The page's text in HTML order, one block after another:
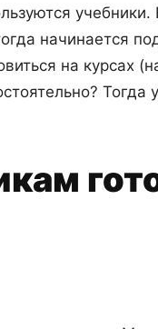
начинается
на курсах
Тогда